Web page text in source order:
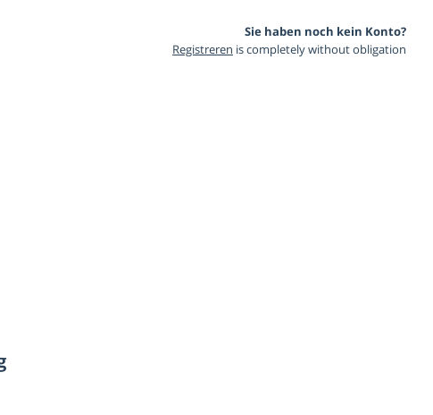
Sie haben noch kein Konto?
Registreren is completely without obligation